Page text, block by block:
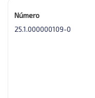
25.1.000000109-0